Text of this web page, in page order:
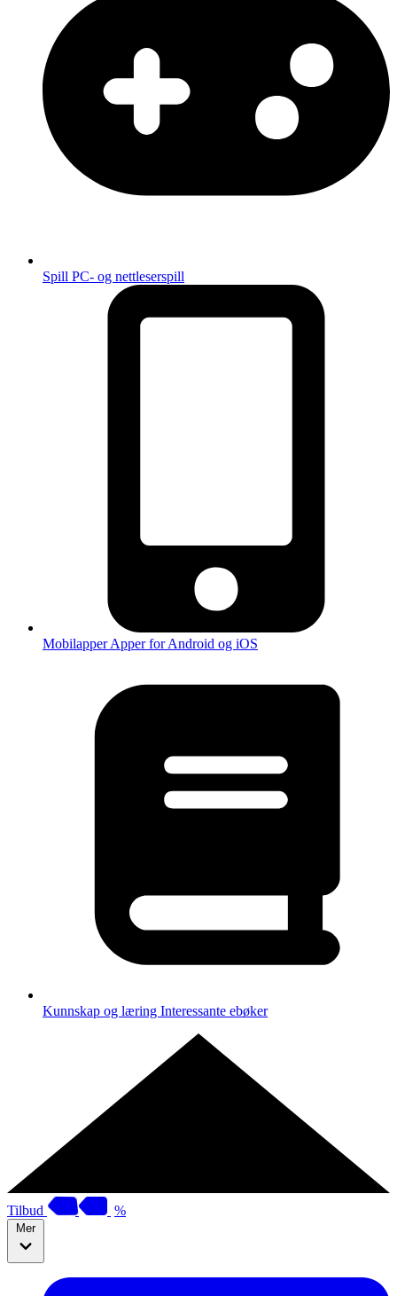
Spill PC- og nettleserspill
MobilapperApper for Android og iOS
Kunnskap og læring Interessante ebøker
Tilbud %
Mer